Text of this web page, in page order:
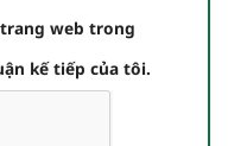
web trong
kế tiếp của tôi.